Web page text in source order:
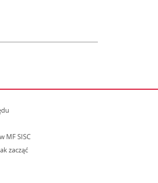
MF SISC
zacząćstrona otwiera się w nowym oknie